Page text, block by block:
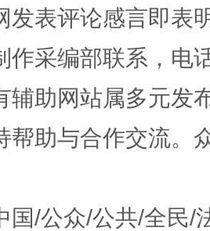
发表评论感言即表
作采编部联系，电
辅助网站属多元发
帮助与合作交流。
国/公众/公共/全民/